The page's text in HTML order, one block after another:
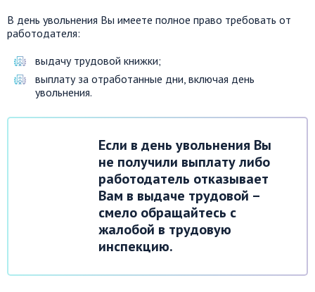
В день увольнения Вы имеете полное право требовать от
работодателя:
выдачу трудовой книжки;
выплату за отработанные дни, включая день
увольнения.
Если в день увольнения Вы
не получили выплату либо
работодатель отказывает
Вам в выдаче трудовой –
смело обращайтесь с
жалобой в трудовую
инспекцию.